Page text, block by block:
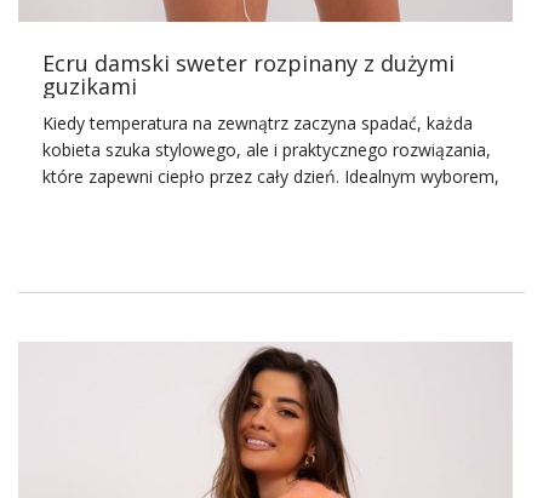
Ecru damski sweter rozpinany z dużymi
guzikami
Kiedy temperatura na zewnątrz zaczyna spadać, każda
kobieta szuka stylowego, ale i praktycznego rozwiązania,
które zapewni ciepło przez cały dzień. Idealnym wyborem,
ozdobne aplikacje mogą dodaćsukienkomelegancji i
uroku. Pamiętaj jednak, żeby nie przesadzić z ilością
ozdób, aby nie przyćmić naturalnego piękna Twojego i
Twojej sukienki. Eleganckie damskie sukienki ze sklepu
online często posiadają nowoczesne detale, takie jak
koronki, marszczenia czy eleganckie zdobienia, które